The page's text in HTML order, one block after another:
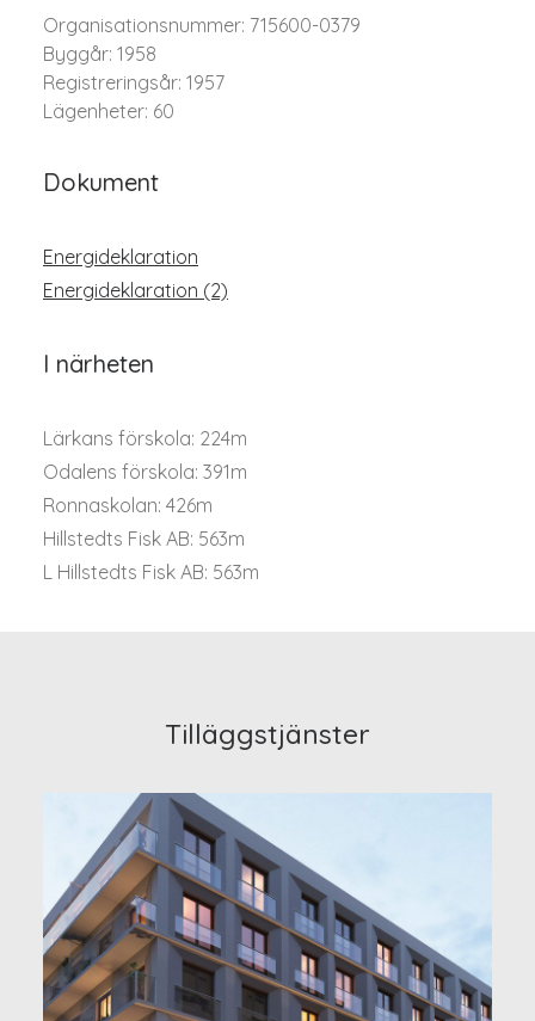
Organisationsnummer: 715600-0379
Byggår: 1958
Registreringsår: 1957
Lägenheter: 60
Dokument
Energideklaration
Energideklaration (2)
I närheten
Lärkans förskola: 224m
Odalens förskola: 391m
Ronnaskolan: 426m
Hillstedts Fisk AB: 563m
L Hillstedts Fisk AB: 563m
Tilläggstjänster